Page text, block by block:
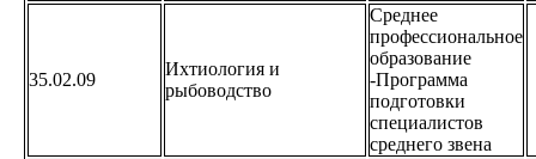
35.02.09
Ихтиология и
рыбоводство
Среднее
профессиональное
образование
-Программа
подготовки
специалистов
среднего звена